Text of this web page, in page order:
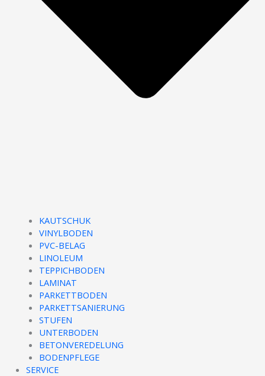
KAUTSCHUK
VINYLBODEN
PVC-BELAG
LINOLEUM
TEPPICHBODEN
LAMINAT
PARKETTBODEN
PARKETTSANIERUNG
STUFEN
UNTERBODEN
BETONVEREDELUNG
BODENPFLEGE
SERVICE